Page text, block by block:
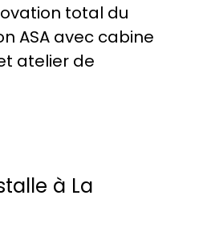
total du
ASA avec cabine
atelier de
à La